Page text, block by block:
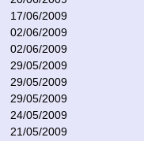
17/06/2009
02/06/2009
02/06/2009
29/05/2009
29/05/2009
29/05/2009
24/05/2009
21/05/2009